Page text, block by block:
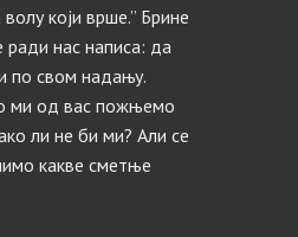
који врше.” Брине
ради нас написа: да
по свом надању.
ми од вас пожњемо
ли не би ми? Али се
какве сметње